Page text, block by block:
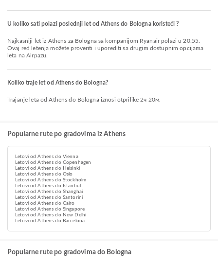
U koliko sati polazi poslednji let od Athens do Bologna koristeći ?
Najkasniji let iz Athens za Bologna sa kompanijom Ryanair polazi u 20:55.
Ovaj red letenja možete proveriti i uporediti sa drugim dostupnim opcijama
leta na Airpazu.
Koliko traje let od Athens do Bologna?
Trajanje leta od Athens do Bologna iznosi otprilike 2ч 20м.
Popularne rute po gradovima iz Athens
Letovi od Athens do Vienna
Letovi od Athens do Copenhagen
Letovi od Athens do Helsinki
Letovi od Athens do Oslo
Letovi od Athens do Stockholm
Letovi od Athens do Istanbul
Letovi od Athens do Shanghai
Letovi od Athens do Santorini
Letovi od Athens do Cairo
Letovi od Athens do Singapore
Letovi od Athens do New Delhi
Letovi od Athens do Barcelona
Popularne rute po gradovima do Bologna